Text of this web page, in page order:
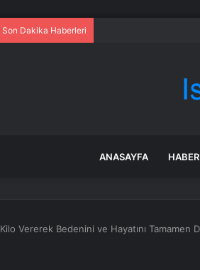
Son Dakika Haberleri
ANASAYFA HABER
Kilo Vererek Bedenini ve Hayatını Tamamen